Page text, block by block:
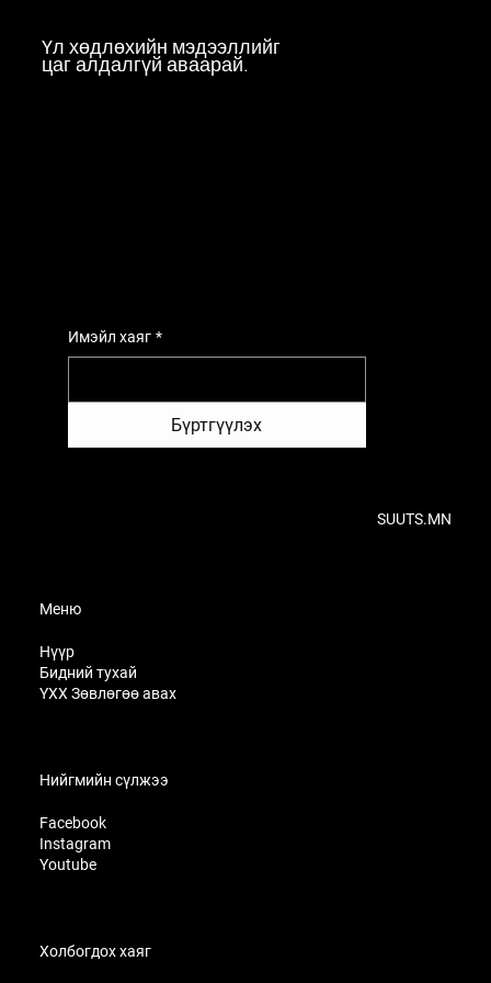
Үл хөдлөхийн мэдээллийг
цаг алдалгүй аваарай.
Имэйл хаяг *
Бүртгүүлэх
SUUTS.MN
Меню
Нүүр
Бидний тухай
ҮХХ Зөвлөгөө авах
Нийгмийн сүлжээ
Facebook
Instagram
Youtube
Холбогдох хаяг